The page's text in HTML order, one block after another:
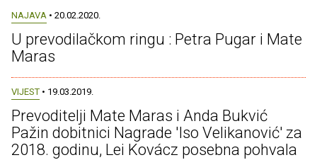
NAJAVA • 20.02.2020.
U prevodilačkom ringu : Petra Pugar i Mate
Maras
VIJEST • 19.03.2019.
Prevoditelji Mate Maras i Anda Bukvić
Pažin dobitnici Nagrade 'Iso Velikanović' za
2018. godinu, Lei Kovácz posebna pohvala